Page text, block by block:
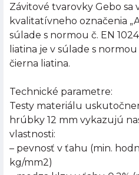
Závitové tvarovky Gebo
kvalitatívneho označenia
súlade s normou č. EN
liatina je v súlade s
čierna liatina.
Technické parametre:
Testy materiálu
hrúbky 12 mm vykazujú
vlastnosti:
– pevnosť v ťahu (min.
kg/mm2)